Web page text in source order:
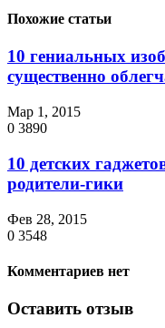
Похожие статьи
10 гениальных
существенно
Мар 1, 2015
0 3890
10 детских
родители-гики
Фев 28, 2015
0 3548
Комментариев нет
Оставить отзыв